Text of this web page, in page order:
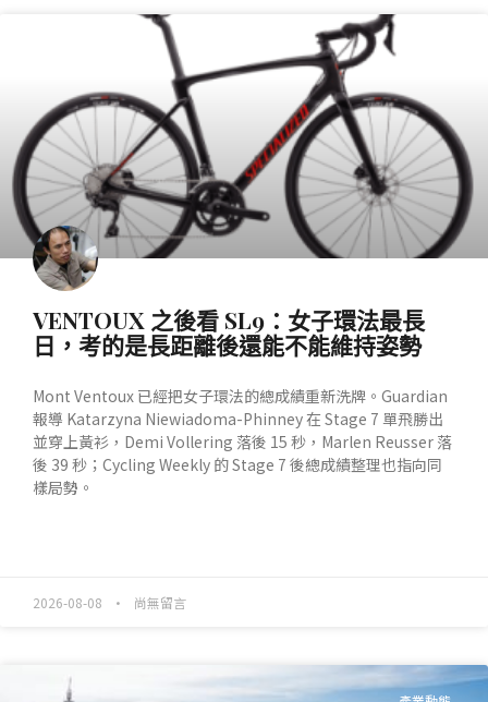
VENTOUX 之後看 SL9：女子環法最長
日，考的是長距離後還能不能維持姿勢
Mont Ventoux 已經把女子環法的總成績重新洗牌。Guardian
報導 Katarzyna Niewiadoma-Phinney 在 Stage 7 單飛勝出
並穿上黃衫，Demi Vollering 落後 15 秒，Marlen Reusser 落
後 39 秒；Cycling Weekly 的 Stage 7 後總成績整理也指向同
樣局勢。
2026-08-08 尚無留言